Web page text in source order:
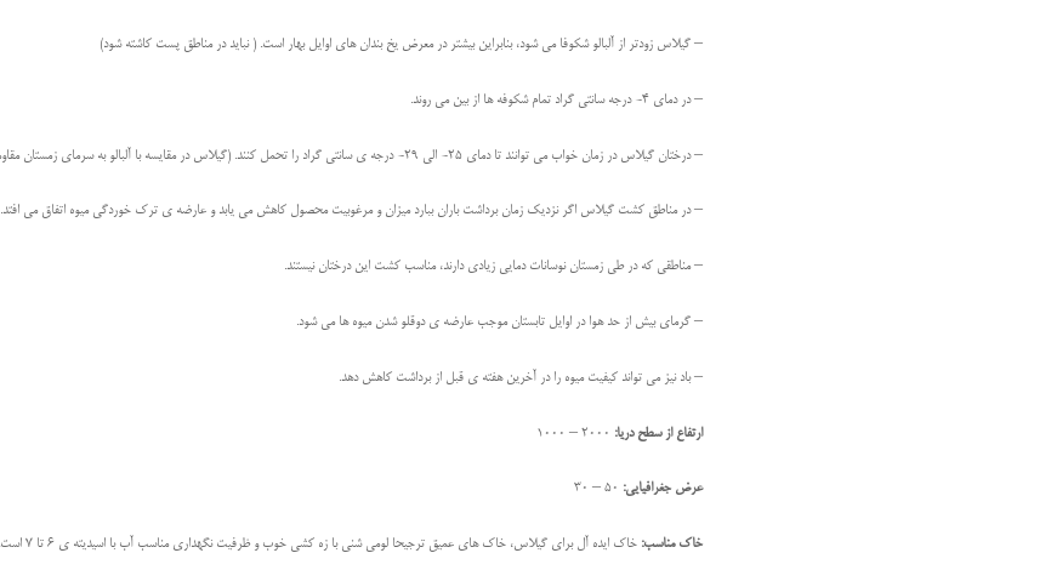
– گیلاس زودتر از آلبالو شکوفا می شود، بنابراین بیشتر در معرض یخ بندان های اوایل بهار است. ( نباید در مناطق پست کاشته شود)
– در دمای 4- درجه سانتی گراد تمام شکوفه ها از بین می روند.
– درختان گیلاس در زمان خواب می توانند تا دمای 25- الی 29- درجه ی سانتی گراد را تحمل کنند. (گیلاس در مقایسه با آلبالو به سرمای زمستان مقاومت کمتری دارد.)
– در مناطق کشت گیلاس اگر نزدیک زمان برداشت باران ببارد میزان و مرغوبیت محصول کاهش می یابد و عارضه ی ترک خوردگی میوه اتفاق می افتد.
– مناطقی که در طی زمستان نوسانات دمایی زیادی دارند، مناسب کشت این درختان نیستند.
– گرمای بیش از حد هوا در اوایل تابستان موجب عارضه ی دوقلو شدن میوه ها می شود.
– باد نیز می تواند کیفیت میوه را در آخرین هفته ی قبل از برداشت کاهش دهد.
ارتفاع از سطح دریا: 2000 – 1000
عرض جغرافیایی: 50 – 30
خاک مناسب: خاک ایده آل برای گیلاس، خاک های عمیق ترجیحا لومی شنی با زه کشی خوب و ظرفیت نگهداری مناسب آب با اسیدیته ی 6 تا 7 است.